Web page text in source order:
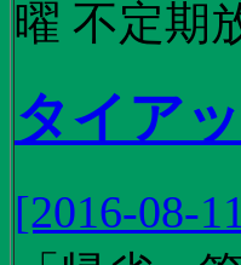
曜 不定期
タイア
[2016-08-